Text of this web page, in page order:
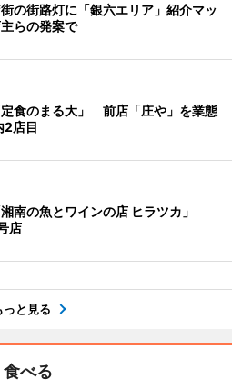
の街路灯に「銀六エリア」紹介マッ
らの発案で
食のまる大」 前店「庄や」を業態
2店目
南の魚とワインの店 ヒラツカ」
店
っと見る
食べる